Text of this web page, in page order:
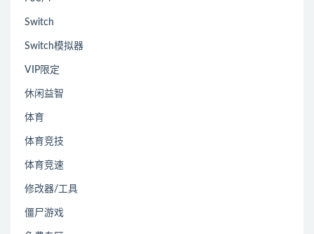
Switch
Switch模拟器
VIP限定
休闲益智
体育
体育竞技
体育竞速
修改器/工具
僵尸游戏